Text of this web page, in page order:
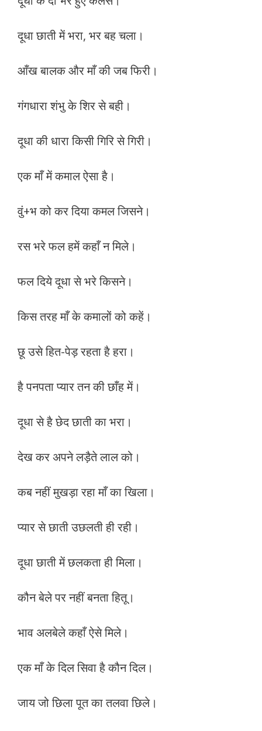
दूधा छाती में भरा, भर बह चला।
आँख बालक और माँ की जब फिरी।
गंगधारा शंभु के शिर से बही।
दूधा की धारा किसी गिरि से गिरी।
एक माँ में कमाल ऐसा है।
वुं+भ को कर दिया कमल जिसने।
रस भरे फल हमें कहाँ न मिले।
फल दिये दूधा से भरे किसने।
किस तरह माँ के कमालों को कहें।
छू उसे हित-पेड़ रहता है हरा।
है पनपता प्यार तन की छाँह में।
दूधा से है छेद छाती का भरा।
देख कर अपने लड़ैते लाल को।
कब नहीं मुखड़ा रहा माँ का खिला।
प्यार से छाती उछलती ही रही।
दूधा छाती में छलकता ही मिला।
कौन बेले पर नहीं बनता हितू।
भाव अलबेले कहाँ ऐसे मिले।
एक माँ के दिल सिवा है कौन दिल।
जाय जो छिला पूत का तलवा छिले।